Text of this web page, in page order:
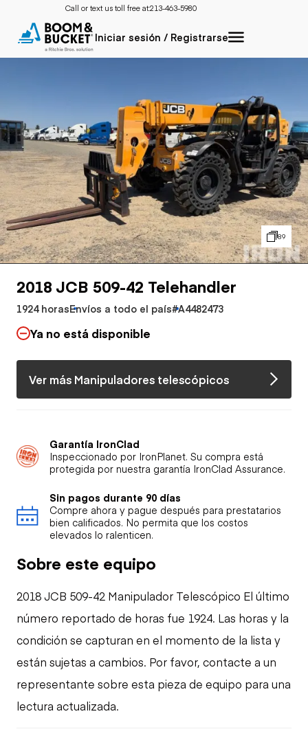
Call or text us toll free at:213-463-5980
Iniciar sesión / Registrarse
89
2018 JCB 509-42 Telehandler
1924 horasEnvíos a todo el país#A4482473
Ya no está disponible
Ver más Manipuladores telescópicos
Garantía IronClad
Inspeccionado por IronPlanet. Su compra está
protegida por nuestra garantía IronClad Assurance.
Sin pagos durante 90 días
Compre ahora y pague después para prestatarios
bien calificados. No permita que los costos
elevados lo ralenticen.
Sobre este equipo
2018 JCB 509-42 Manipulador Telescópico El último
número reportado de horas fue 1924. Las horas y la
condición se capturan en el momento de la lista y
están sujetas a cambios. Por favor, contacte a un
representante sobre esta pieza de equipo para una
lectura actualizada.